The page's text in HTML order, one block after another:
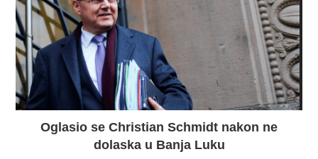
Oglasio se Christian Schmidt nakon ne
dolaska u Banja Luku